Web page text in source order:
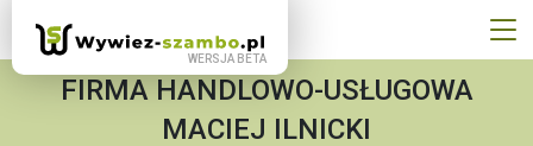
FIRMA HANDLOWO-USŁUGOWA
MACIEJ ILNICKI